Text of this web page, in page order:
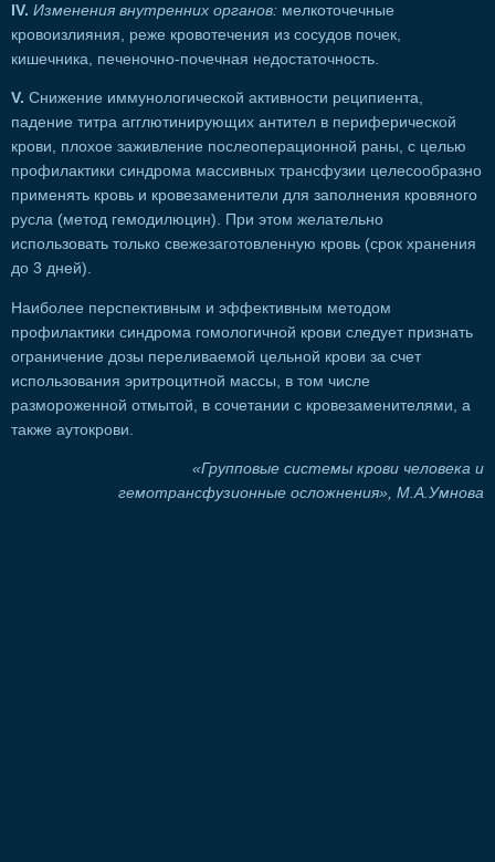
IV. Изменения внутренних органов: мелкоточечные
кровоизлияния, реже кровотечения из сосудов почек,
кишечника, печеночно-почечная недостаточность.
V. Снижение иммунологической активности реципиента,
падение титра агглютинирующих антител в периферической
крови, плохое заживление послеоперационной раны, с целью
профилактики синдрома массивных трансфузии целесообразно
применять кровь и кровезаменители для заполнения кровяного
русла (метод гемодилюцин). При этом желательно
использовать только свежезаготовленную кровь (срок хранения
до 3 дней).
Наиболее перспективным и эффективным методом
профилактики синдрома гомологичной крови следует признать
ограничение дозы переливаемой цельной крови за счет
использования эритроцитной массы, в том числе
размороженной отмытой, в сочетании с кровезаменителями, а
также аутокрови.
«Групповые системы крови человека и
гемотрансфузионные осложнения», М.А.Умнова